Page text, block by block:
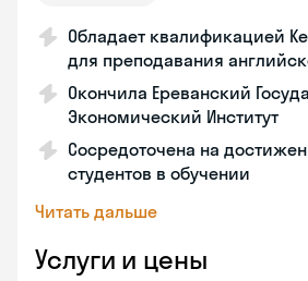
Обладает квалификацией
для преподавания
Окончила Ереванский
Экономический Институт
Сосредоточена на
студентов в обучении
Читать дальше
Услуги и цены